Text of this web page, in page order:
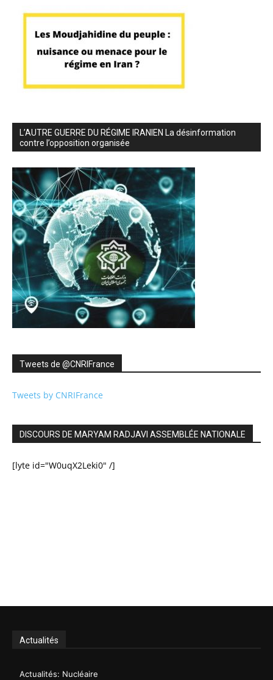
L’AUTRE GUERRE DU RÉGIME IRANIEN La désinformation
contre l’opposition organisée
Tweets de ‎@CNRIFrance
Tweets by CNRIFrance
DISCOURS DE MARYAM RADJAVI ASSEMBLÉE NATIONALE
[lyte id="W0uqX2Leki0" /]
Actualités
Actualités: Nucléaire